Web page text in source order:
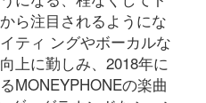
ら注目されるようにな
ティ ングやボーカルな
上に勤しみ、2018年に
MONEYPHONEの楽曲